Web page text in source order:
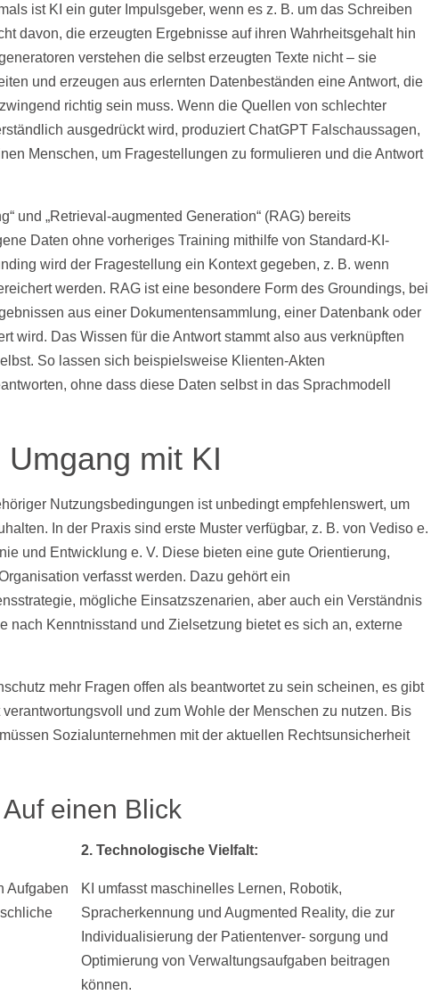
ist KI ein guter Impulsgeber, wenn es z. B. um das Schreiben
davon, die erzeugten Ergebnisse auf ihren Wahrheitsgehalt hin
verstehen die selbst erzeugten Texte nicht – sie
und erzeugen aus erlernten Datenbeständen eine Antwort, die
richtig sein muss. Wenn die Quellen von schlechter
ausgedrückt wird, produziert ChatGPT Falschaussagen,
Menschen, um Fragestellungen zu formulieren und die Antwort
und „Retrieval-augmented Generation“ (RAG) bereits
Daten ohne vorheriges Training mithilfe von Standard-KI-
wird der Fragestellung ein Kontext gegeben, z. B. wenn
werden. RAG ist eine besondere Form des Groundings, bei
aus einer Dokumentensammlung, einer Datenbank oder
wird. Das Wissen für die Antwort stammt also aus verknüpften
So lassen sich beispielsweise Klienten-Akten
ohne dass diese Daten selbst in das Sprachmodell
mit KI
Nutzungsbedingungen ist unbedingt empfehlenswert, um
In der Praxis sind erste Muster verfügbar, z. B. von Vediso e.
und Entwicklung e. V. Diese bieten eine gute Orientierung,
verfasst werden. Dazu gehört ein
mögliche Einsatzszenarien, aber auch ein Verständnis
nach Kenntnisstand und Zielsetzung bietet es sich an, externe
mehr Fragen offen als beantwortet zu sein scheinen, es gibt
und zum Wohle der Menschen zu nutzen. Bis
Sozialunternehmen mit der aktuellen Rechtsunsicherheit
Auf einen Blick
Aufgaben
2. Technologische Vielfalt:
KI umfasst maschinelles Lernen, Robotik,
Spracherkennung und Augmented Reality, die zur
Individualisierung der Patientenver- sorgung und
Optimierung von Verwaltungsaufgaben beitragen
können.